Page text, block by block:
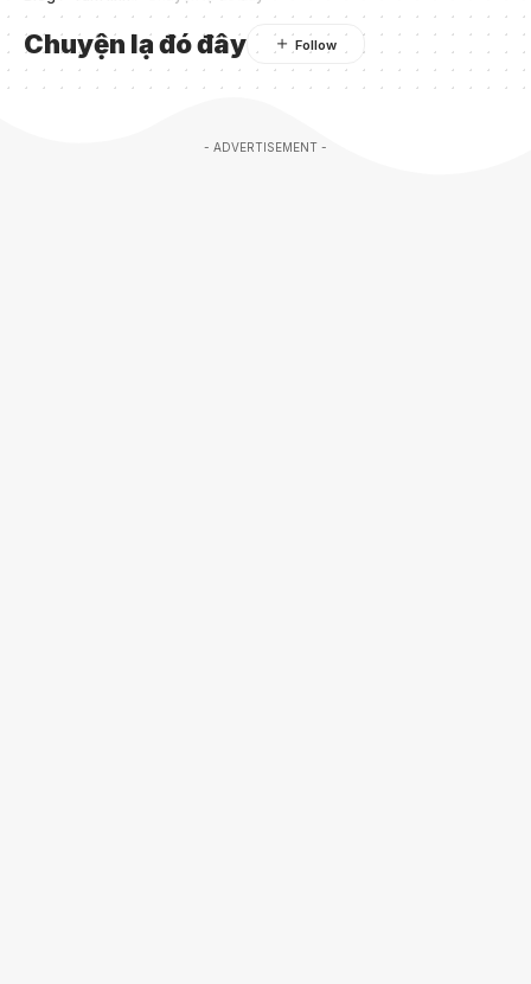
Chuyện lạ đó đây
- ADVERTISEMENT -